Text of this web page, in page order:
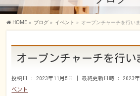
HOME » ブログ » イベント » オープンチャーチを行い
オープンチャーチを行い
投稿日 : 2023年11月5日 最終更新日時 : 2023年
ベント